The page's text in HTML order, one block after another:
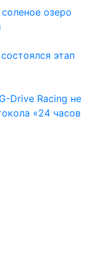
озеро
этап
Drive Racing не
«24 часов